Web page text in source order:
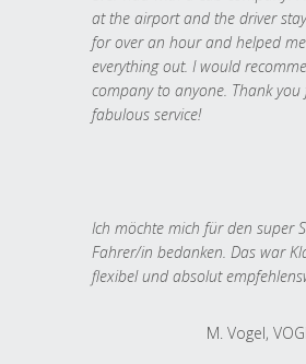
at the airport and the driver
for over an hour and helped
everything out. I would
company to anyone. Thank you
fabulous service!
Ich möchte mich für den super
Fahrer/in bedanken. Das war
flexibel und absolut
M. Vogel,